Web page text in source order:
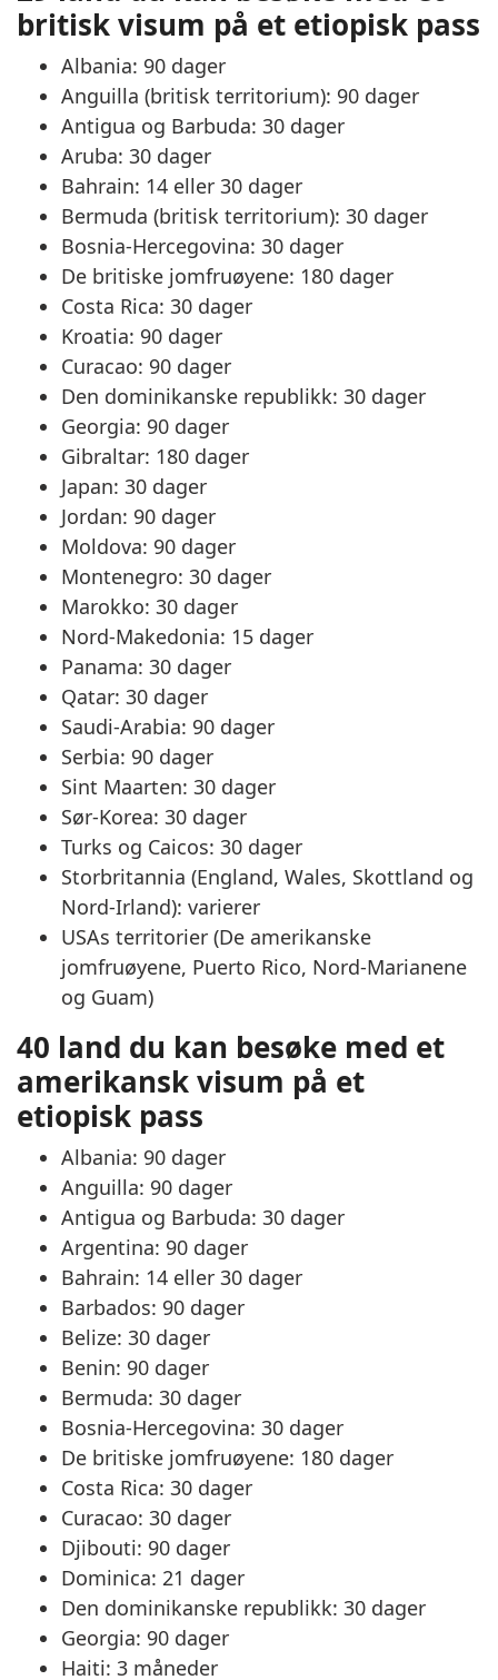
britisk visum på et etiopisk pass
Albania: 90 dager
Anguilla (britisk territorium): 90 dager
Antigua og Barbuda: 30 dager
Aruba: 30 dager
Bahrain: 14 eller 30 dager
Bermuda (britisk territorium): 30 dager
Bosnia-Hercegovina: 30 dager
De britiske jomfruøyene: 180 dager
Costa Rica: 30 dager
Kroatia: 90 dager
Curacao: 90 dager
Den dominikanske republikk: 30 dager
Georgia: 90 dager
Gibraltar: 180 dager
Japan: 30 dager
Jordan: 90 dager
Moldova: 90 dager
Montenegro: 30 dager
Marokko: 30 dager
Nord-Makedonia: 15 dager
Panama: 30 dager
Qatar: 30 dager
Saudi-Arabia: 90 dager
Serbia: 90 dager
Sint Maarten: 30 dager
Sør-Korea: 30 dager
Turks og Caicos: 30 dager
Storbritannia (England, Wales, Skottland og
Nord-Irland): varierer
USAs territorier (De amerikanske
jomfruøyene, Puerto Rico, Nord-Marianene
og Guam)
40 land du kan besøke med et
amerikansk visum på et
etiopisk pass
Albania: 90 dager
Anguilla: 90 dager
Antigua og Barbuda: 30 dager
Argentina: 90 dager
Bahrain: 14 eller 30 dager
Barbados: 90 dager
Belize: 30 dager
Benin: 90 dager
Bermuda: 30 dager
Bosnia-Hercegovina: 30 dager
De britiske jomfruøyene: 180 dager
Costa Rica: 30 dager
Curacao: 30 dager
Djibouti: 90 dager
Dominica: 21 dager
Den dominikanske republikk: 30 dager
Georgia: 90 dager
Haiti: 3 måneder